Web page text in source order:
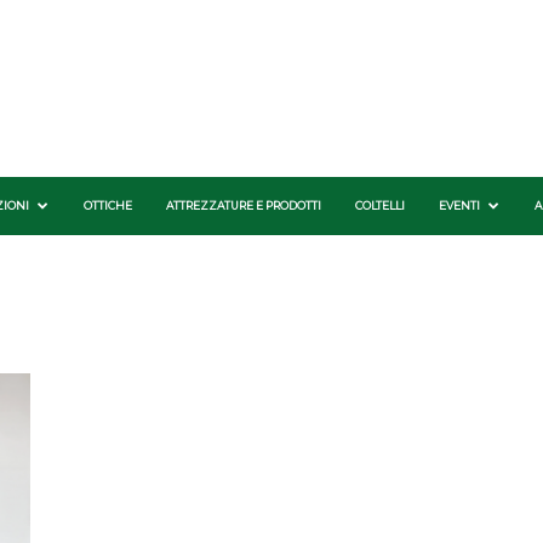
OTTICHE ATTREZZATURE E PRODOTTI COLTELLI EVENTI